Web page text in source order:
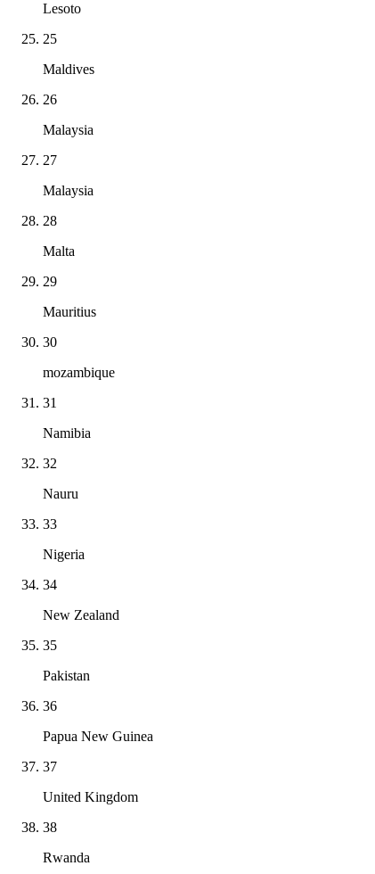
Lesoto
25
Maldives
26
Malaysia
27
Malaysia
28
Malta
29
Mauritius
30
mozambique
31
Namibia
32
Nauru
33
Nigeria
34
New Zealand
35
Pakistan
36
Papua New Guinea
37
United Kingdom
38
Rwanda